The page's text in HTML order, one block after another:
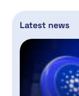
Latest news